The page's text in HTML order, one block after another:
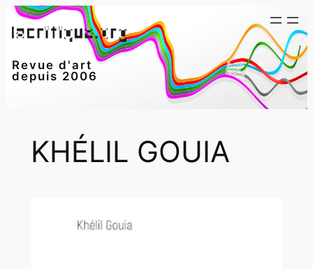
Aller
au
Revue d'art
depuis 2006
KHÉLIL GOUIA